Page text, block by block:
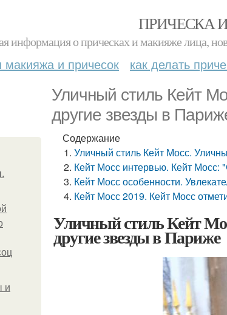
ПРИЧЕСКА
информация о прическах и макияже лица,
макияжа и причесок как делать
Уличный стиль Кейт
другие звезды в
и
Содержание
Уличный стиль Кейт Мосс.
Кейт Мосс интервью. Кейт Мосс:
Кейт Мосс особенности.
Кейт Мосс 2019. Кейт Мосс
Уличный стиль Кейт
другие звезды в Париже